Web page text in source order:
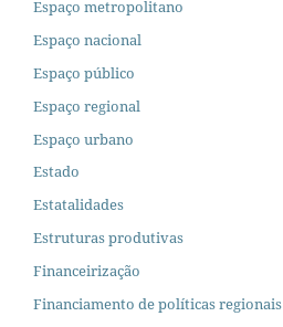
Espaço metropolitano
Espaço nacional
Espaço público
Espaço regional
Espaço urbano
Estado
Estatalidades
Estruturas produtivas
Financeirização
Financiamento de políticas regionais